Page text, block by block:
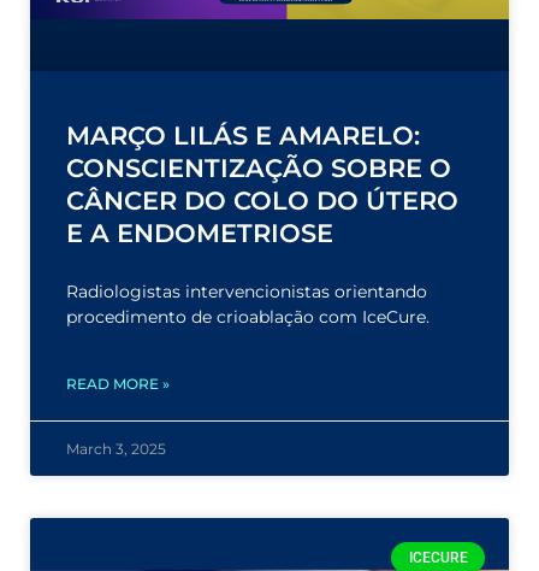
MARÇO LILÁS E AMARELO:
CONSCIENTIZAÇÃO SOBRE O
CÂNCER DO COLO DO ÚTERO
E A ENDOMETRIOSE
Radiologistas intervencionistas orientando
procedimento de crioablação com IceCure.
READ MORE »
March 3, 2025
ICECURE